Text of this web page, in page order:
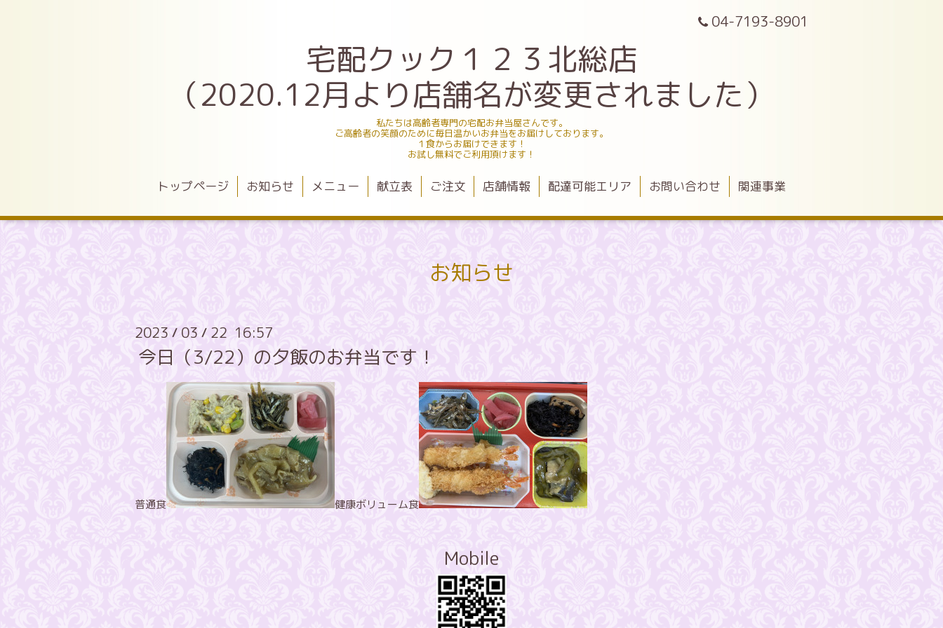
04-7193-8901
宅配クック１２３北総店
（2020.12月より店舗名が変更されました）
私たちは高齢者専門の宅配お弁当屋さんです。
ご高齢者の笑顔のために毎日温かいお弁当をお届けしております。
１食からお届けできます！
お試し無料でご利用頂けます！
トップページ お知らせ メニュー 献立表 ご注文 店舗情報 配達可能エリア お問い合わせ 関連事業
お知らせ
2023 / 03 / 22 16:57
今日（3/22）の夕飯のお弁当です！
普通食 健康ボリューム食
Mobile